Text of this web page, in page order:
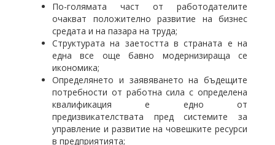
По-голямата част от работодателите
очакват положително развитие на бизнес
средата и на пазара на труда;
Структурата на заетостта в страната е на
една все още бавно модернизираща се
икономика;
Определянето и заявяването на бъдещите
потребности от работна сила с определена
квалификация е едно от
предизвикателствата пред системите за
управление и развитие на човешките ресурси
в предприятията;